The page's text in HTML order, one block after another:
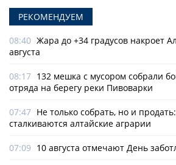
РЕКОМЕНДУЕМ
08:40 Жара до +34 градусов накроет
августа
08:17 132 мешка с мусором собрали
отряда на берегу реки Пивоварки
07:47 Не только собрать, но и
сталкиваются алтайские аграрии
07:09 10 августа отмечают День